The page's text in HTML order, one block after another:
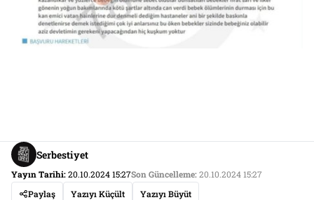
Serbestiyet
Yayın Tarihi:20.10.2024 15:27Son Güncelleme:20.10.2024 15:27
Paylaş
Yazıyı Küçült Yazıyı Büyüt